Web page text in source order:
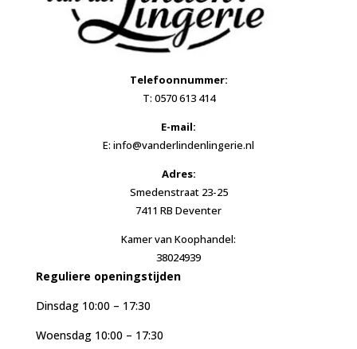
Telefoonnummer:
T: 0570 613 414
E-mail:
E: info@vanderlindenlingerie.nl
Adres:
Smedenstraat 23-25
7411 RB Deventer
Kamer van Koophandel:
38024939
Reguliere openingstijden
Dinsdag 10:00 – 17:30
Woensdag 10:00 – 17:30